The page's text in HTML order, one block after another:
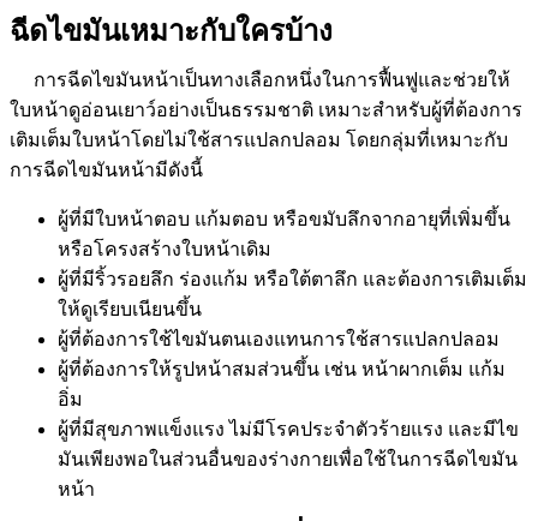
ฉีดไขมันเหมาะกับใครบ้าง
การฉีดไขมันหน้าเป็นทางเลือกหนึ่งในการฟื้นฟูและช่วยให้
ใบหน้าดูอ่อนเยาว์อย่างเป็นธรรมชาติ เหมาะสำหรับผู้ที่ต้องการ
เติมเต็มใบหน้าโดยไม่ใช้สารแปลกปลอม โดยกลุ่มที่เหมาะกับ
การฉีดไขมันหน้ามีดังนี้
ผู้ที่มีใบหน้าตอบ แก้มตอบ หรือขมับลึกจากอายุที่เพิ่มขึ้น
หรือโครงสร้างใบหน้าเดิม
ผู้ที่มีริ้วรอยลึก ร่องแก้ม หรือใต้ตาลึก และต้องการเติมเต็ม
ให้ดูเรียบเนียนขึ้น
ผู้ที่ต้องการใช้ไขมันตนเองแทนการใช้สารแปลกปลอม
ผู้ที่ต้องการให้รูปหน้าสมส่วนขึ้น เช่น หน้าผากเต็ม แก้ม
อิ่ม
ผู้ที่มีสุขภาพแข็งแรง ไม่มีโรคประจำตัวร้ายแรง และมีไข
มันเพียงพอในส่วนอื่นของร่างกายเพื่อใช้ในการฉีดไขมัน
หน้า